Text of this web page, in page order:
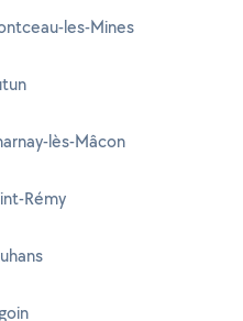
les-Mines
lès-Mâcon
Rémy